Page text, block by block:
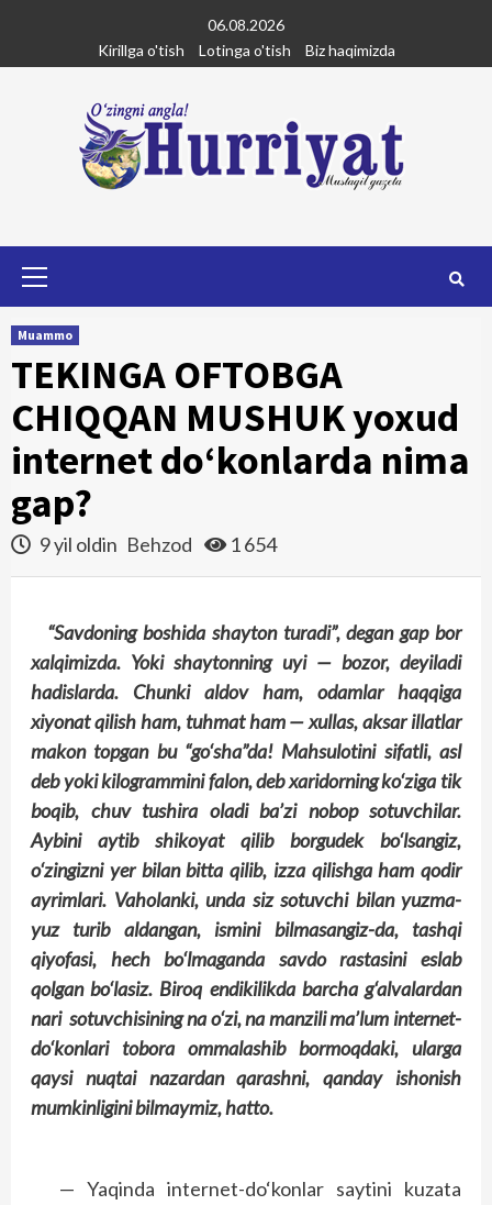
content
06.08.2026
Kirillga o'tish
Lotinga o'tish Biz haqimizda
Muammo
TEKINGA OFTOBGA
CHIQQAN MUSHUK yoxud
internet do‘konlarda nima
gap?
9 yil oldin Behzod 1 654
“Savdoning boshida shayton turadi”, degan gap bor
xalqimizda. Yoki shaytonning uyi — bozor, deyiladi
hadislarda. Chunki aldov ham, odamlar haqqiga
xiyonat qilish ham, tuhmat ham — xullas, aksar illatlar
makon topgan bu “go‘sha”da! Mahsulotini sifatli, asl
deb yoki kilogrammini falon, deb xaridorning ko‘ziga tik
boqib, chuv tushira oladi ba’zi nobop sotuvchilar.
Aybini aytib shikoyat qilib borgudek bo‘lsangiz,
o‘zingizni yer bilan bitta qilib, izza qilishga ham qodir
ayrimlari. Vaholanki, unda siz sotuvchi bilan yuzma-
yuz turib aldangan, ismini bilmasangiz-da, tashqi
qiyofasi, hech bo‘lmaganda savdo rastasini eslab
qolgan bo‘lasiz. Biroq endikilikda barcha g‘alvalardan
nari sotuvchisining na o‘zi, na manzili ma’lum internet-
do‘konlari tobora ommalashib bormoqdaki, ularga
qaysi nuqtai nazardan qarashni, qanday ishonish
mumkinligini bilmaymiz, hatto.
— Yaqinda internet-do‘konlar saytini kuzata